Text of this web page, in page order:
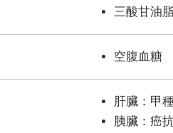
三酸甘油脂
空腹血糖
肝臟：甲
胰臟：癌